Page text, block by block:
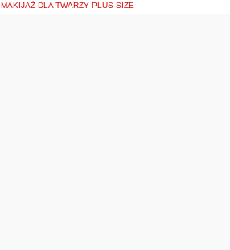
MAKIJAŻ DLA TWARZY PLUS SIZE